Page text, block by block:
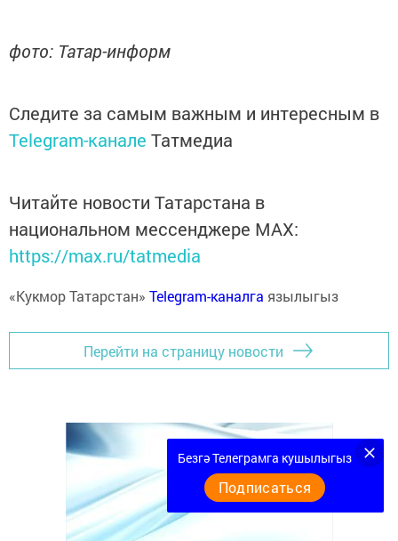
фото: Татар-информ
Следите за самым важным и интересным в
Telegram-канале Татмедиа
Читайте новости Татарстана в
национальном мессенджере MАХ:
https://max.ru/tatmedia
«Кукмор Татарстан» Telegram-каналга язылыгыз
Перейти на страницу новости
Безгә Телеграмга кушылыгыз
Подписаться